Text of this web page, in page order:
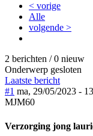
< vorige
Alle
volgende >
2 berichten / 0 nieuw
Onderwerp gesloten
Laatste bericht
#1 ma, 29/05/2023 -
MJM60
Verzorging jong